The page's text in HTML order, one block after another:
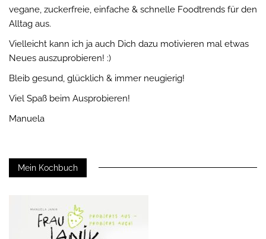
vegane, zuckerfreie, einfache & schnelle Foodtrends für den
Alltag aus.
Vielleicht kann ich ja auch Dich dazu motivieren mal etwas
Neues auszuprobieren! :)
Bleib gesund, glücklich & immer neugierig!
Viel Spaß beim Ausprobieren!
Manuela
Mein Kochbuch